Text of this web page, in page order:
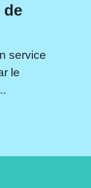
de
service
le